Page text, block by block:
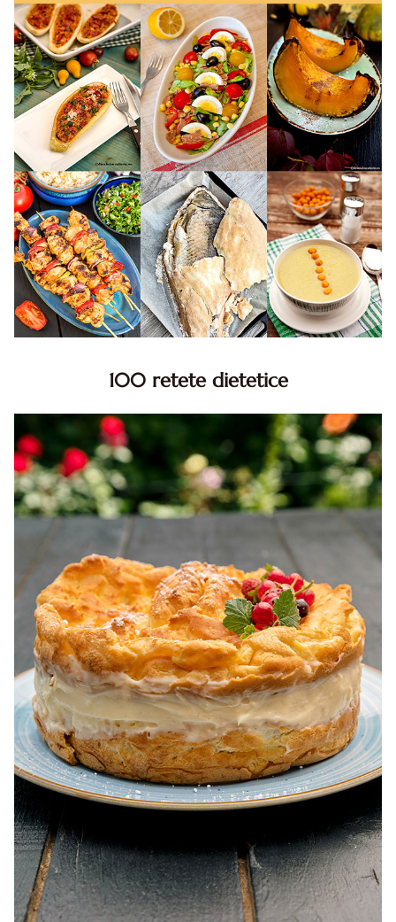
100 retete dietetice
dietetice. Idei retete dietetice. 100 Retete mancare
pentru dieta.